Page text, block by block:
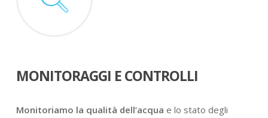
MONITORAGGI E CONTROLLI
Monitoriamo la qualità dell’acqua e lo stato degli